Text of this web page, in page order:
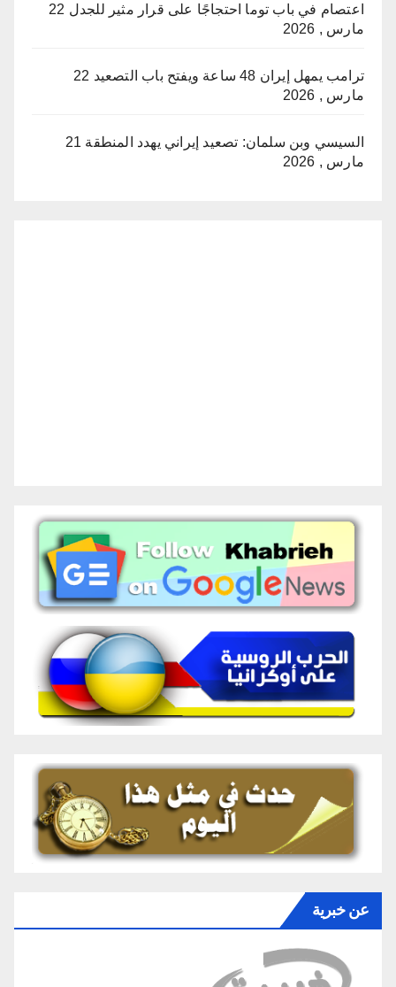
اعتصام في باب توما احتجاجًا على قرار مثير للجدل 22
مارس , 2026
ترامب يمهل إيران 48 ساعة ويفتح باب التصعيد
22
مارس , 2026
السيسي وبن سلمان: تصعيد إيراني يهدد المنطقة 21
مارس , 2026
عن خبرية